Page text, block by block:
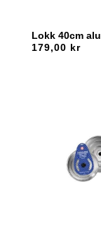
Lokk 40cm alu
179,00 kr